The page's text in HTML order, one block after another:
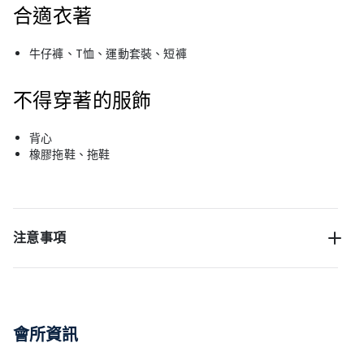
合適衣著
牛仔褲、T恤、運動套裝、短褲
不得穿著的服飾
背心
橡膠拖鞋、拖鞋
注意事項
會所資訊